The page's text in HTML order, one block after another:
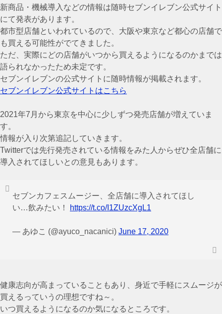
新商品・機械導入などの情報は随時セブンイレブン公式サイト
にて発表があります。
都市型店舗といわれているので、大阪や東京など都心の店舗で
も買える可能性がでてきました。
ただ、実際にどの店舗がいつから買えるようになるのかまでは
語られなかったため未定です。
セブンイレブンの公式サイトに随時情報が掲載されます。
セブンイレブン公式サイトはこちら
2021年7月から東京を中心に少しずつ発売店舗が増えていま
す。
情報が入り次第追記していきます。
Twitterでは先行発売されている情報をみた人からぜひ全店舗に
導入されてほしいとの意見もあります。
セブンカフェスムージー、全店舗に導入されてほし
い…飲みたい！
https://t.co/I1ZUzcXgL1
— あゆこ (@ayuco_nacanici) June 17, 2020
健康志向が高まっていることもあり、身近で手軽にスムージが
買えるっていうの理想ですね～。
いつ買えるようになるのか気になるところです。